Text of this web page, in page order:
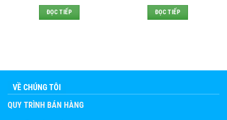
ĐỌC TIẾP ĐỌC TIẾP
VỀ CHÚNG TÔI
QUY TRÌNH BÁN HÀNG